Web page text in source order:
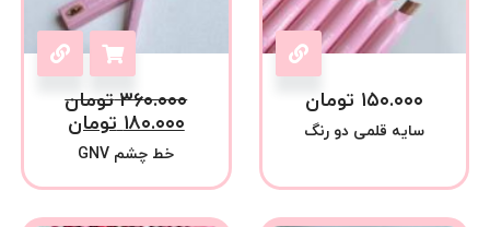
۱۵۰.۰۰۰ تومان
سایه قلمی دو رنگ
۳۶۰.۰۰۰ تومان
۱۸۰.۰۰۰ تومان
خط چشم GNV